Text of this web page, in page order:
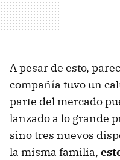
A pesar de esto,
compañía tuvo un
parte del mercado
lanzado a lo grande
sino tres nuevos
la misma familia,